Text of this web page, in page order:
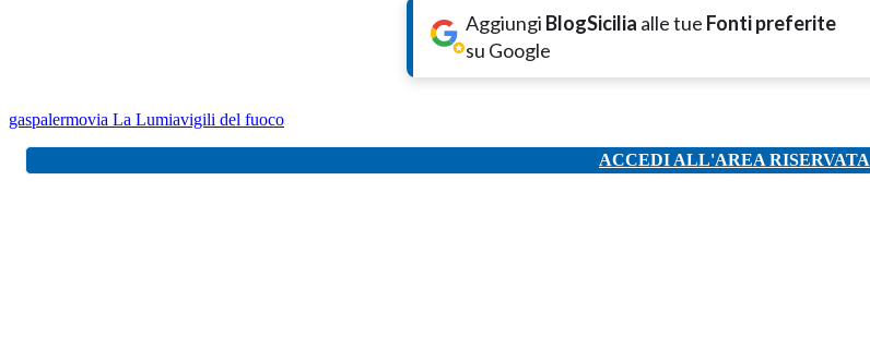
Aggiungi BlogSicilia alle tue Fonti preferite
su Google
gaspalermovia La Lumiavigili del fuoco
ACCEDI ALL'AREA RISERVATA